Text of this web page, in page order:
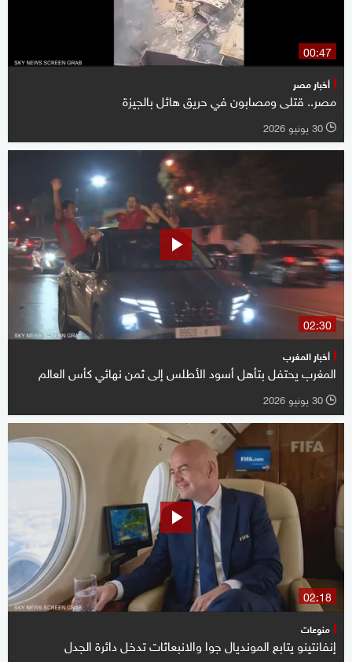
00:47
أخبار مصر
مصر.. قتلى ومصابون في حريق هائل بالجيزة
l 30 يونيو 2026
02:30
أخبار المغرب
المغرب يحتفل بتأهل أسود الأطلس إلى ثمن نهائي كأس العالم
l 30 يونيو 2026
02:18
منوعات
إنفانتينو يتابع المونديال جوا والانبعاثات تدخل دائرة الجدل